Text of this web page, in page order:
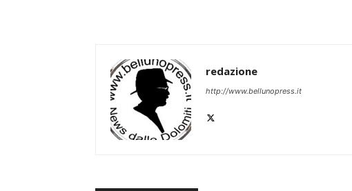
redazione
http://www.bellunopress.it